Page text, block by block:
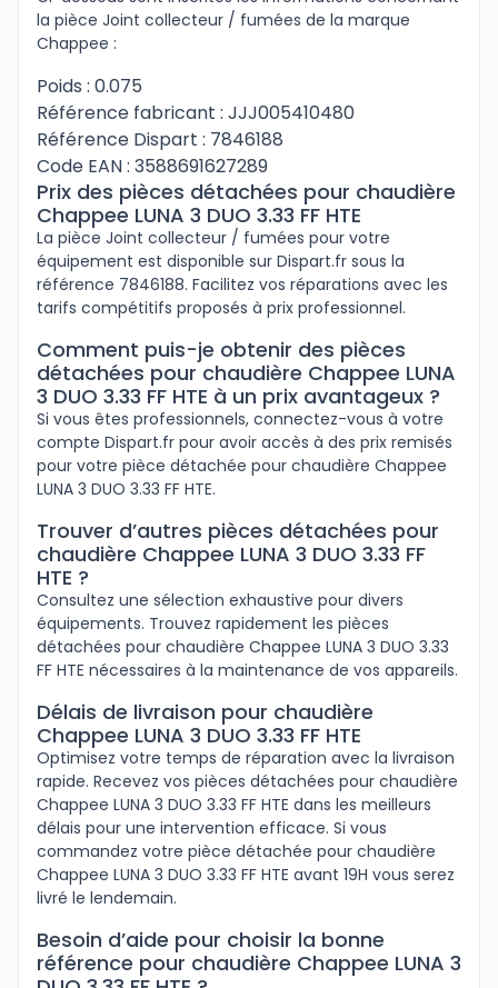
la pièce Joint collecteur / fumées de la marque
Chappee :
Poids : 0.075
Référence fabricant : JJJ005410480
Référence Dispart : 7846188
Code EAN : 3588691627289
Prix des pièces détachées pour chaudière
Chappee LUNA 3 DUO 3.33 FF HTE
La pièce Joint collecteur / fumées pour votre
équipement est disponible sur Dispart.fr sous la
référence 7846188. Facilitez vos réparations avec les
tarifs compétitifs proposés à prix professionnel.
Comment puis-je obtenir des pièces
détachées pour chaudière Chappee LUNA
3 DUO 3.33 FF HTE à un prix avantageux ?
Si vous êtes professionnels, connectez-vous à votre
compte Dispart.fr pour avoir accès à des prix remisés
pour votre pièce détachée pour chaudière Chappee
LUNA 3 DUO 3.33 FF HTE.
Trouver d’autres pièces détachées pour
chaudière Chappee LUNA 3 DUO 3.33 FF
HTE ?
Consultez une sélection exhaustive pour divers
équipements. Trouvez rapidement les pièces
détachées pour chaudière Chappee LUNA 3 DUO 3.33
FF HTE nécessaires à la maintenance de vos appareils.
Délais de livraison pour chaudière
Chappee LUNA 3 DUO 3.33 FF HTE
Optimisez votre temps de réparation avec la livraison
rapide. Recevez vos pièces détachées pour chaudière
Chappee LUNA 3 DUO 3.33 FF HTE dans les meilleurs
délais pour une intervention efficace. Si vous
commandez votre pièce détachée pour chaudière
Chappee LUNA 3 DUO 3.33 FF HTE avant 19H vous serez
livré le lendemain.
Besoin d’aide pour choisir la bonne
référence pour chaudière Chappee LUNA 3